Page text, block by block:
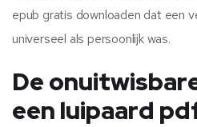
epub gratis downloaden dat een
universeel als persoonlijk was.
De
een luipaard